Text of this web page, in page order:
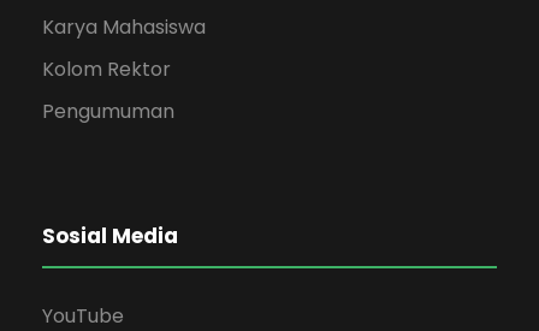
Karya Mahasiswa
Kolom Rektor
Pengumuman
Sosial Media
YouTube